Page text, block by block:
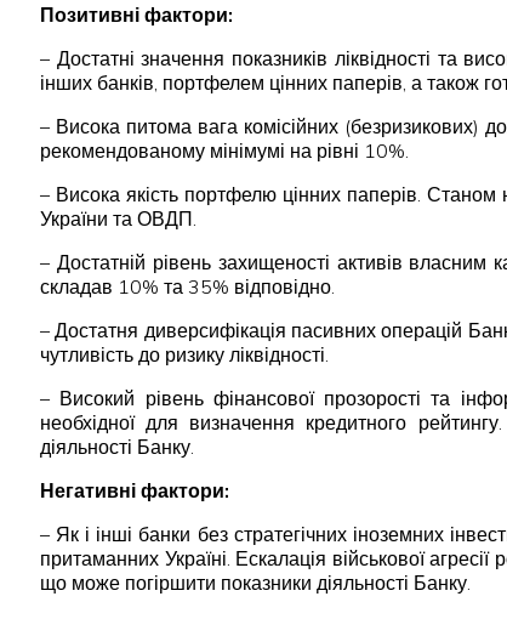
Позитивні фактори:
– Достатні значення показників ліквідності та
інших банків, портфелем цінних паперів, а також
– Висока питома вага комісійних (безризикових)
рекомендованому мінімумі на рівні 10%.
– Висока якість портфелю цінних паперів.
України та ОВДП.
– Достатній рівень захищеності активів
складав 10% та 35% відповідно.
– Достатня диверсифікація пасивних операцій
чутливість до ризику ліквідності.
– Високий рівень фінансової прозорості та
необхідної для визначення кредитного
діяльності Банку.
Негативні фактори:
– Як і інші банки без стратегічних іноземних
притаманних Україні. Ескалація військової
що може погіршити показники діяльності Банку.